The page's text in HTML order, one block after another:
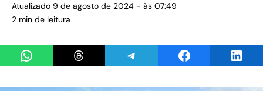
Atualizado 9 de agosto de 2024 - às 07:49
2 min de leitura
Share on WhatsAppShare on ThreadsShare on TelegramShare on Facebook